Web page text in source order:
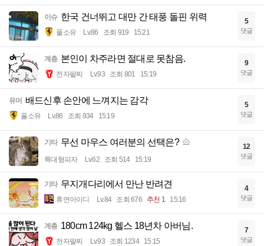
이슈 한국 건너뛰고 대만 간 태풍 돌핀 위력
풀소유 Lv.86 조회 919 15:21
5
댓글
계층 본인이 차주라면 절대로 못참음.
전자팔찌 Lv.93 조회 801 15:19
9
댓글
유머 배드신후 손안에 느껴지는 감각
풀소유 Lv.86 조회 934 15:19
5
댓글
기타 무선 마우스 여러분의 선택은?
특대형피자 Lv.62 조회 514 15:19
12
댓글
기타 무지개다리에서 만난 반려견
휴면아이디 Lv.84 조회 676 추천 1 15:16
4
댓글
계층 180cm 124kg 헬스 18년차 아버님.
전자팔찌 Lv.93 조회 1234 15:15
7
댓글